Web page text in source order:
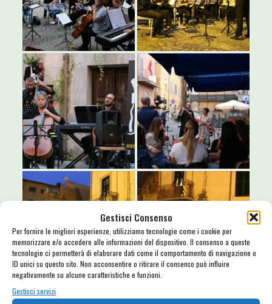
Gestisci Consenso
Per fornire le migliori esperienze, utilizziamo tecnologie come i cookie per
memorizzare e/o accedere alle informazioni del dispositivo. Il consenso a queste
tecnologie ci permetterà di elaborare dati come il comportamento di navigazione o
ID unici su questo sito. Non acconsentire o ritirare il consenso può influire
negativamente su alcune caratteristiche e funzioni.
Gestisci servizi